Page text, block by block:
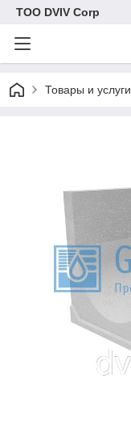
ТОО DVIV Corp
Товары и услуги